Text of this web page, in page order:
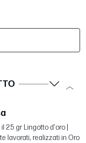
2.5 gr Lingotto d'oro |
lavorati, realizzati in Oro